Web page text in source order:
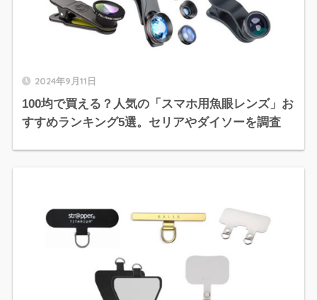
2024年9月11日
100均で買える？人気の「スマホ用魚眼レンズ」お
すすめランキング5選。セリアやダイソーを調査